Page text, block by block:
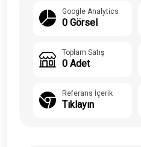
Google Analytics
0 Görsel
Toplam Satış
0 Adet
Referans İçerik
Tıklayın